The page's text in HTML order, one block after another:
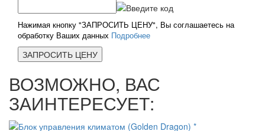
Нажимая кнопку "ЗАПРОСИТЬ ЦЕНУ", Вы соглашаетесь на
обработку Ваших данных Подробнее
ВОЗМОЖНО, ВАС
ЗАИНТЕРЕСУЕТ: